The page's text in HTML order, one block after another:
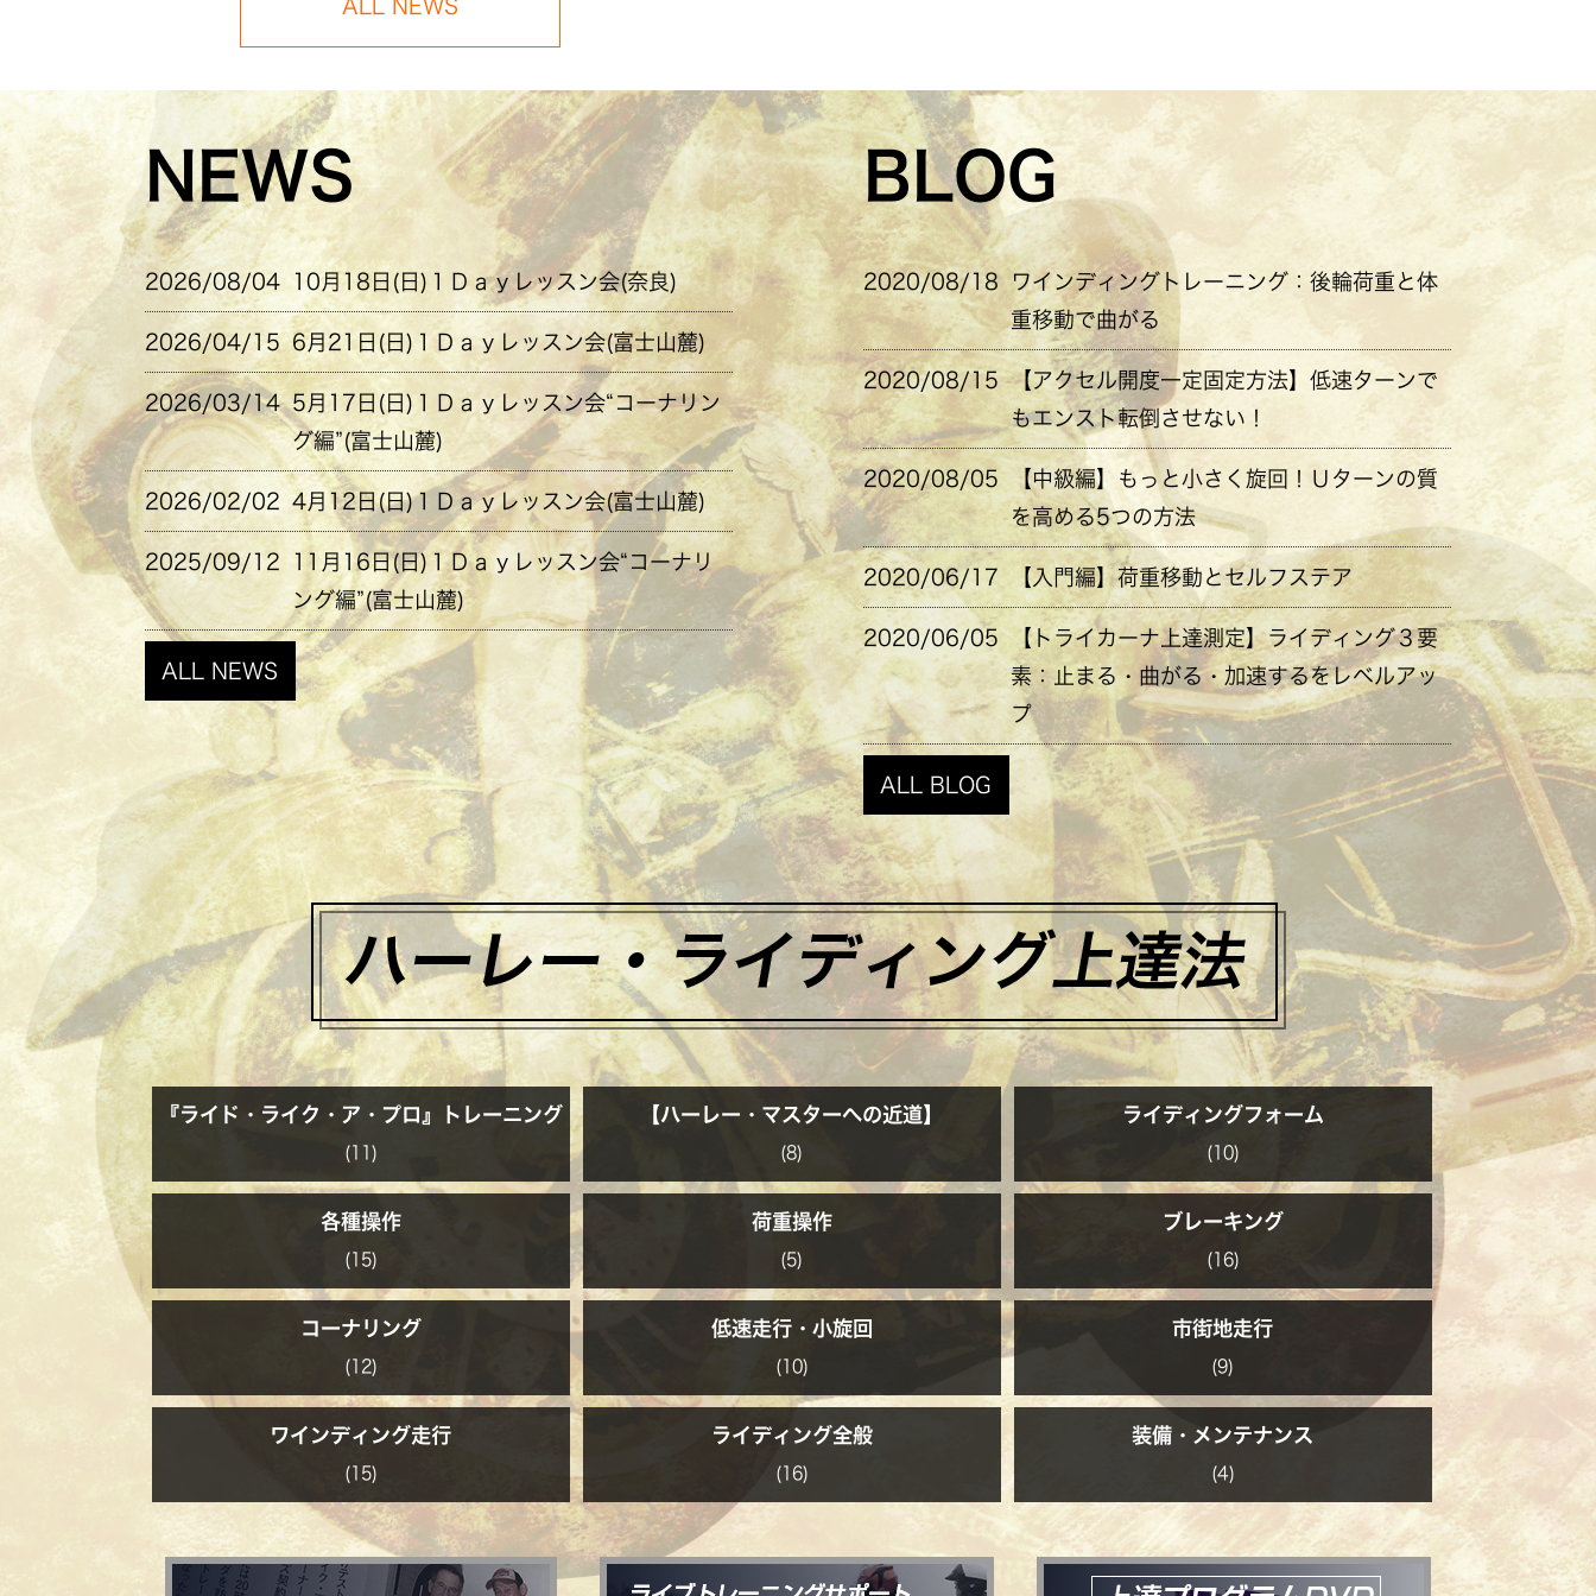
ALL NEWS
NEWS
2026/08/04 10月18日(日)１Ｄａｙレッスン会(奈良)
2026/04/15 6月21日(日)１Ｄａｙレッスン会(富士山麓)
2026/03/14 5月17日(日)１Ｄａｙレッスン会“コーナリン
グ編”(富士山麓)
2026/02/02 4月12日(日)１Ｄａｙレッスン会(富士山麓)
2025/09/12
11月16日(日)１Ｄａｙレッスン会“コーナリ
ング編”(富士山麓)
ALL NEWS
BLOG
2020/08/18
ワインディングトレーニング：後輪荷重と体
重移動で曲がる
2020/08/15 【アクセル開度一定固定方法】低速ターンで
もエンスト転倒させない！
2020/08/05
【中級編】もっと小さく旋回！Ｕターンの質
を高める5つの方法
2020/06/17 【入門編】荷重移動とセルフステア
2020/06/05 【トライカーナ上達測定】ライディング３要
素：止まる・曲がる・加速するをレベルアッ
プ
ALL BLOG
『ライド・ライク・ア・プロ』トレーニング
(11)
【ハーレー・マスターへの近道】
(8)
ライディングフォーム
(10)
各種操作
(15)
荷重操作
(5)
ブレーキング
(16)
コーナリング
(12)
低速走行・小旋回
(10)
市街地走行
(9)
ワインディング走行
(15)
ライディング全般
(16)
装備・メンテナンス
(4)